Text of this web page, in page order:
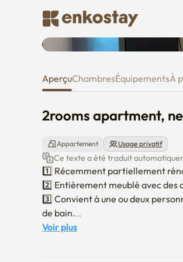
2rooms apartment,
AperçuChambresÉquipementsÀ
2rooms apartment,
Appartement Usage privatif
Ce texte a été traduit
1️⃣ Récemment partiellement
2️⃣ Entièrement meublé avec
3️⃣ Convient à une ou deux
de bain.
4️⃣ Appartement pratique avec 3
Voir plus